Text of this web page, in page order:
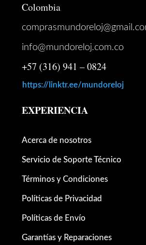
Colombia
info@mundoreloj.com.co
+57 (316) 941 – 0824
https://linktr.ee/mundoreloj
EXPERIENCIA
Acerca de nosotros
Servicio de Soporte Técnico
Términos y Condiciones
Políticas de Privacidad
Políticas de Envío
Garantías y Reparaciones